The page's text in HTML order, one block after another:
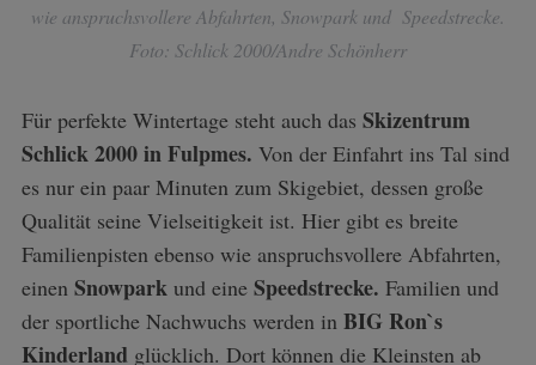
wie anspruchsvollere Abfahrten, Snowpark und Speedstrecke.
Foto: Schlick 2000/Andre Schönherr
Für perfekte Wintertage steht auch das Skizentrum
Schlick 2000 in Fulpmes. Von der Einfahrt ins Tal sind
es nur ein paar Minuten zum Skigebiet, dessen große
Qualität seine Vielseitigkeit ist. Hier gibt es breite
Familienpisten ebenso wie anspruchsvollere Abfahrten,
einen Snowparkund eine Speedstrecke. Familien und
der sportliche Nachwuchs werden in BIG Ron`s
Kinderlandglücklich. Dort können die Kleinsten ab